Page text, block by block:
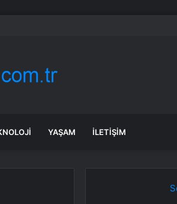
YAŞAM İLETIŞIM